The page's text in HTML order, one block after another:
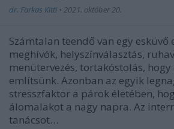
dr. Farkas Kitti • 2021. október 20.
Számtalan teendő van egy esküvő
meghívók, helyszínválasztás,
menütervezés, tortakóstolás,
említsünk. Azonban az egyik
stresszfaktor a párok életében,
álomalakot a nagy napra. Az
tanácsot…